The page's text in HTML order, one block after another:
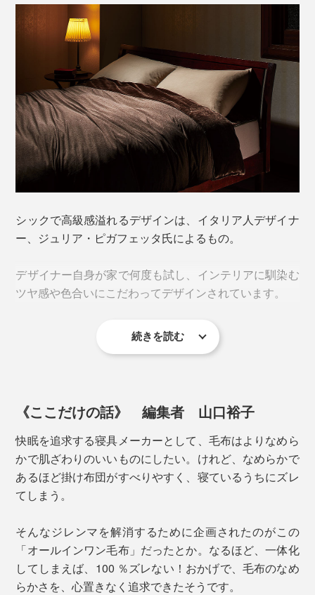
その上の中わたには、ハイテク保温素材「ステラカーヴ
ォⅡ」を採用。中空の丸い断面の繊維と星型の断面の繊
温力を発揮。弾力性と柔らかさを両立し、軽さも特徴で
す。
シックで高級感溢れるデザインは、イタリア人デザイナ
ー、ジュリア・ピガフェッタ氏によるもの。
デザイナー自身が家で何度も試し、インテリアに馴染む
ツヤ感や色合いにこだわってデザインされています。
表側のストレッチ素材も、ソリッドではなく杢調のブラ
ウンにすることで、表情をつけています。
続きを読む
《ここだけの話》 編集者 山口裕子
快眠を追求する寝具メーカーとして、毛布はよりなめら
かで肌ざわりのいいものにしたい。けれど、なめらかで
あるほど掛け布団がすべりやすく、寝ているうちにズレ
てしまう。
そんなジレンマを解消するために企画されたのがこの
「オールインワン毛布」だったとか。なるほど、一体化
してしまえば、100 ％ズレない！おかげで、毛布のなめ
らかさを、心置きなく追求できたそうです。